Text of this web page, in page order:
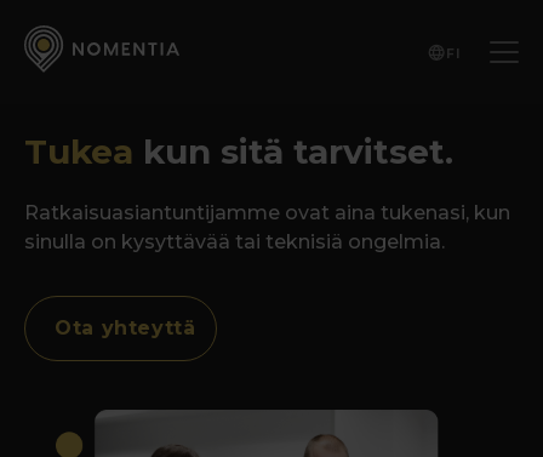
FI
Tukea kun sitä tarvitset.
Ratkaisuasiantuntijamme ovat aina tukenasi, kun
sinulla on kysyttävää tai teknisiä ongelmia.
Ota yhteyttä